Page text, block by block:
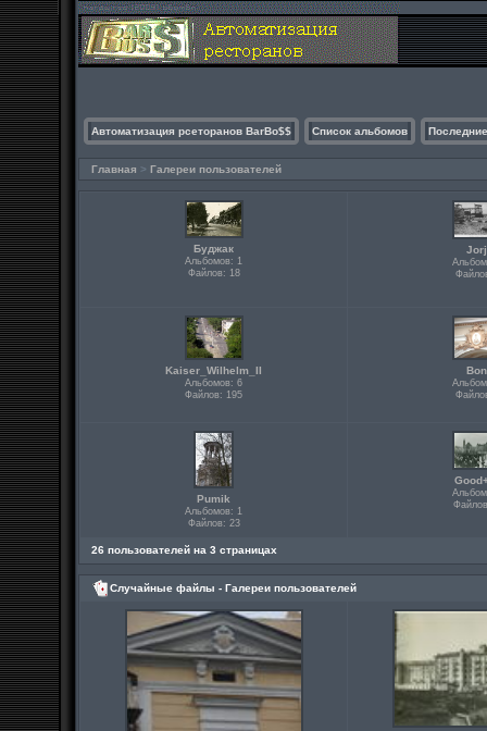
Автоматизация рсеторанов BarBo$$ Список альбомов
Главная > Галереи пользователей
Буджак
Альбомов: 1
Файлов: 18
Kaiser_Wilhelm_II
Альбомов: 6
Файлов: 195
Pumik
Альбомов: 1
Файлов: 23
26 пользователей на 3 страницах
Случайные файлы - Галереи пользователей